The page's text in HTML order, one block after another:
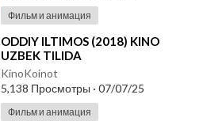
Фильм и анимация
⁣ODDIY ILTIMOS (2018) KINO
UZBEK TILIDA
KinoKoinot
5,138 Просмотры · 07/07/25
Фильм и анимация